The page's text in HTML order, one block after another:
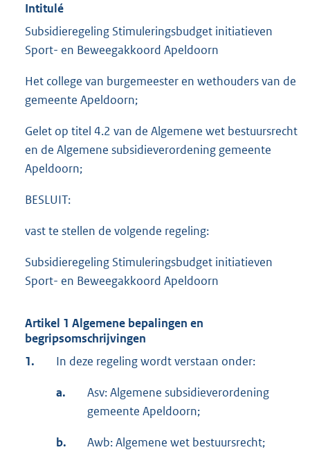
Intitulé
Subsidieregeling Stimuleringsbudget initiatieven
Sport- en Beweegakkoord Apeldoorn
Het college van burgemeester en wethouders van de
gemeente Apeldoorn;
Gelet op titel 4.2 van de Algemene wet bestuursrecht
en de Algemene subsidieverordening gemeente
Apeldoorn;
BESLUIT:
vast te stellen de volgende regeling:
Subsidieregeling Stimuleringsbudget initiatieven
Sport- en Beweegakkoord Apeldoorn
Artikel 1 Algemene bepalingen en
begripsomschrijvingen
1.
In deze regeling wordt verstaan onder:
a.
Asv: Algemene subsidieverordening
gemeente Apeldoorn;
b. Awb: Algemene wet bestuursrecht;